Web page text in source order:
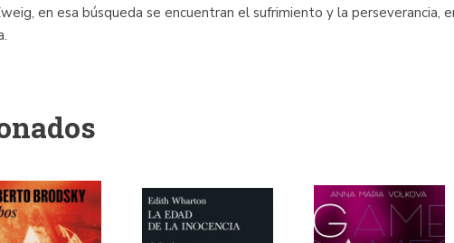
en esa búsqueda se encuentran el sufrimiento y la perseverancia,